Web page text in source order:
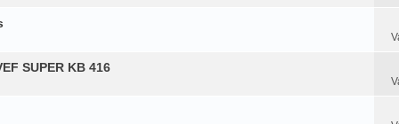
SUPER KB 416